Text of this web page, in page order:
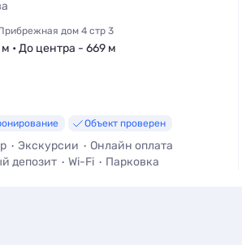
дом 4 стр 3
• До центра - 669 м
Объект проверен
Экскурсии
Онлайн оплата
депозит
Wi-Fi
Парковка